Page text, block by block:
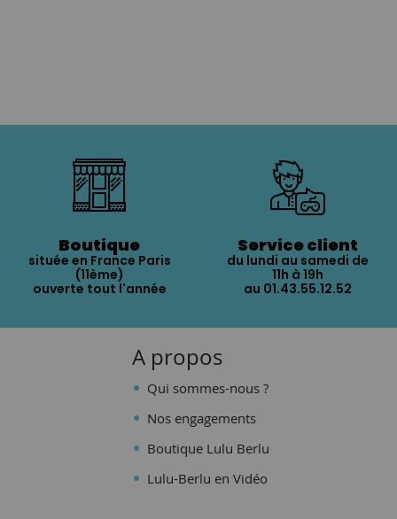
Boutique
située en France Paris
(11ème)
ouverte tout l'année
Service client
du lundi au samedi de
11h à 19h
au 01.43.55.12.52
A propos
Qui sommes-nous ?
Nos engagements
Boutique Lulu Berlu
Lulu-Berlu en Vidéo